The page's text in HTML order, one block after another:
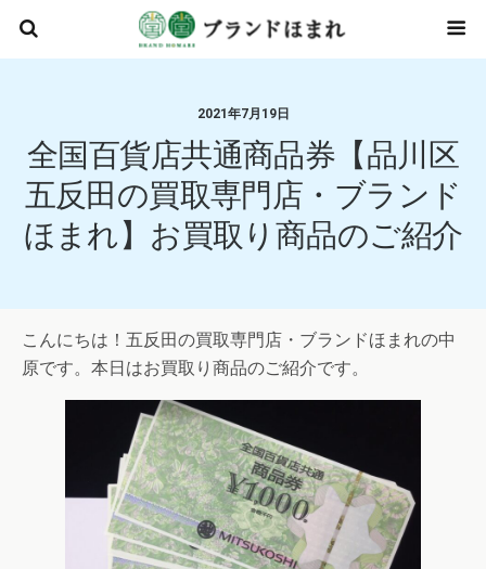
2021年7月19日
全国百貨店共通商品券【品川区
五反田の買取専門店・ブランド
ほまれ】お買取り商品のご紹介
こんにちは！五反田の買取専門店・ブランドほまれの中
原です。本日はお買取り商品のご紹介です。